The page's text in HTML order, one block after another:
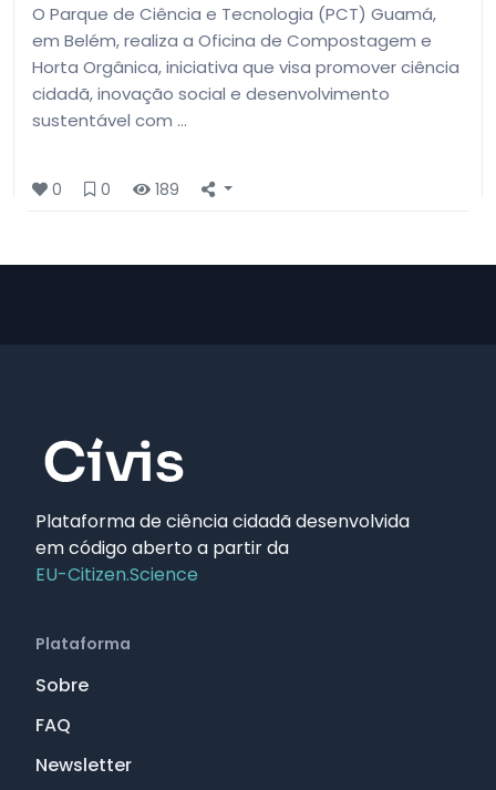
O Parque de Ciência e Tecnologia (PCT) Guamá,
em Belém, realiza a Oficina de Compostagem e
Horta Orgânica, iniciativa que visa promover ciência
cidadã, inovação social e desenvolvimento
sustentável com …
0 0 189
Plataforma de ciência cidadã desenvolvida
em código aberto a partir da
EU-Citizen.Science
Plataforma
Sobre
FAQ
Newsletter